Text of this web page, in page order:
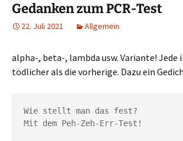
Gedanken zum PCR-Test
22. Juli 2021 Allgemein
alpha-, beta-, lambda usw. Variante! Jede
tödlicher als die vorherige. Dazu ein
Wie stellt man das fest?
Mit dem Peh-Zeh-Err-Test!